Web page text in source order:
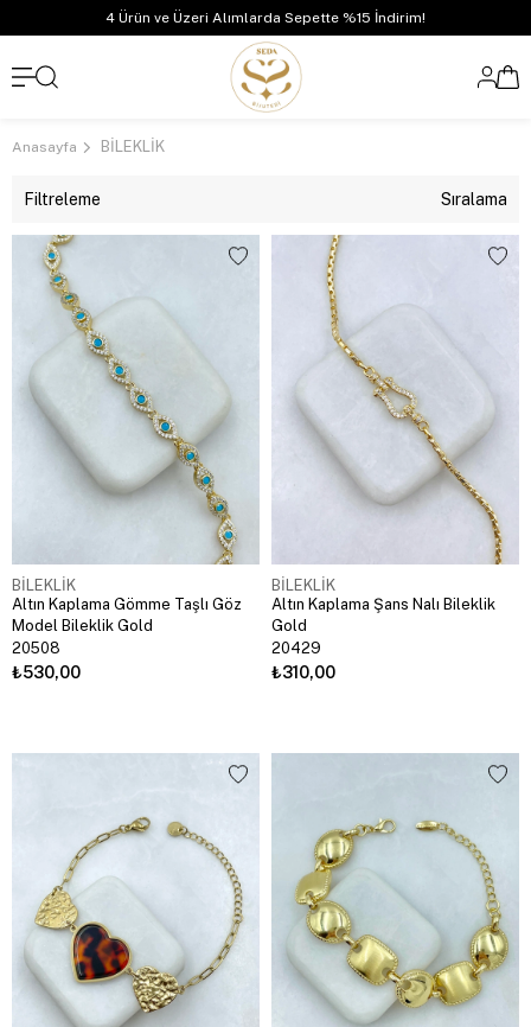
4 Ürün ve Üzeri Alımlarda Sepette %15 İndirim!
Anasayfa BİLEKLİK
Filtreleme Sıralama
BİLEKLİK
Altın Kaplama Gömme Taşlı Göz
Model Bileklik Gold
20508
₺530,00
BİLEKLİK
Altın Kaplama Şans Nalı Bileklik
Gold
20429
₺310,00